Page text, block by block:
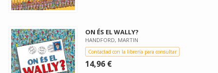
ON ÉS EL WALLY?
HANDFORD, MARTIN
Contactad con la librería para consultar
14,96 €